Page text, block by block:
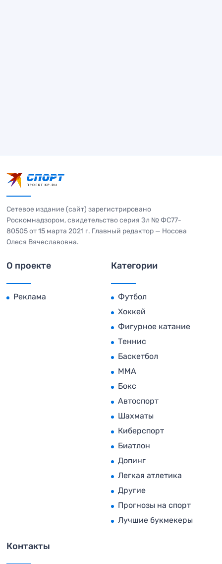
Сетевое издание (сайт) зарегистрировано
Роскомнадзором, свидетельство серия Эл № ФС77-
80505 от 15 марта 2021 г. Главный редактор — Носова
Олеся Вячеславовна.
О проекте
Реклама
Категории
Футбол
Хоккей
Фигурное катание
Теннис
Баскетбол
MMA
Бокс
Автоспорт
Шахматы
Киберспорт
Биатлон
Допинг
Легкая атлетика
Другие
Прогнозы на спорт
Лучшие букмекеры
Контакты